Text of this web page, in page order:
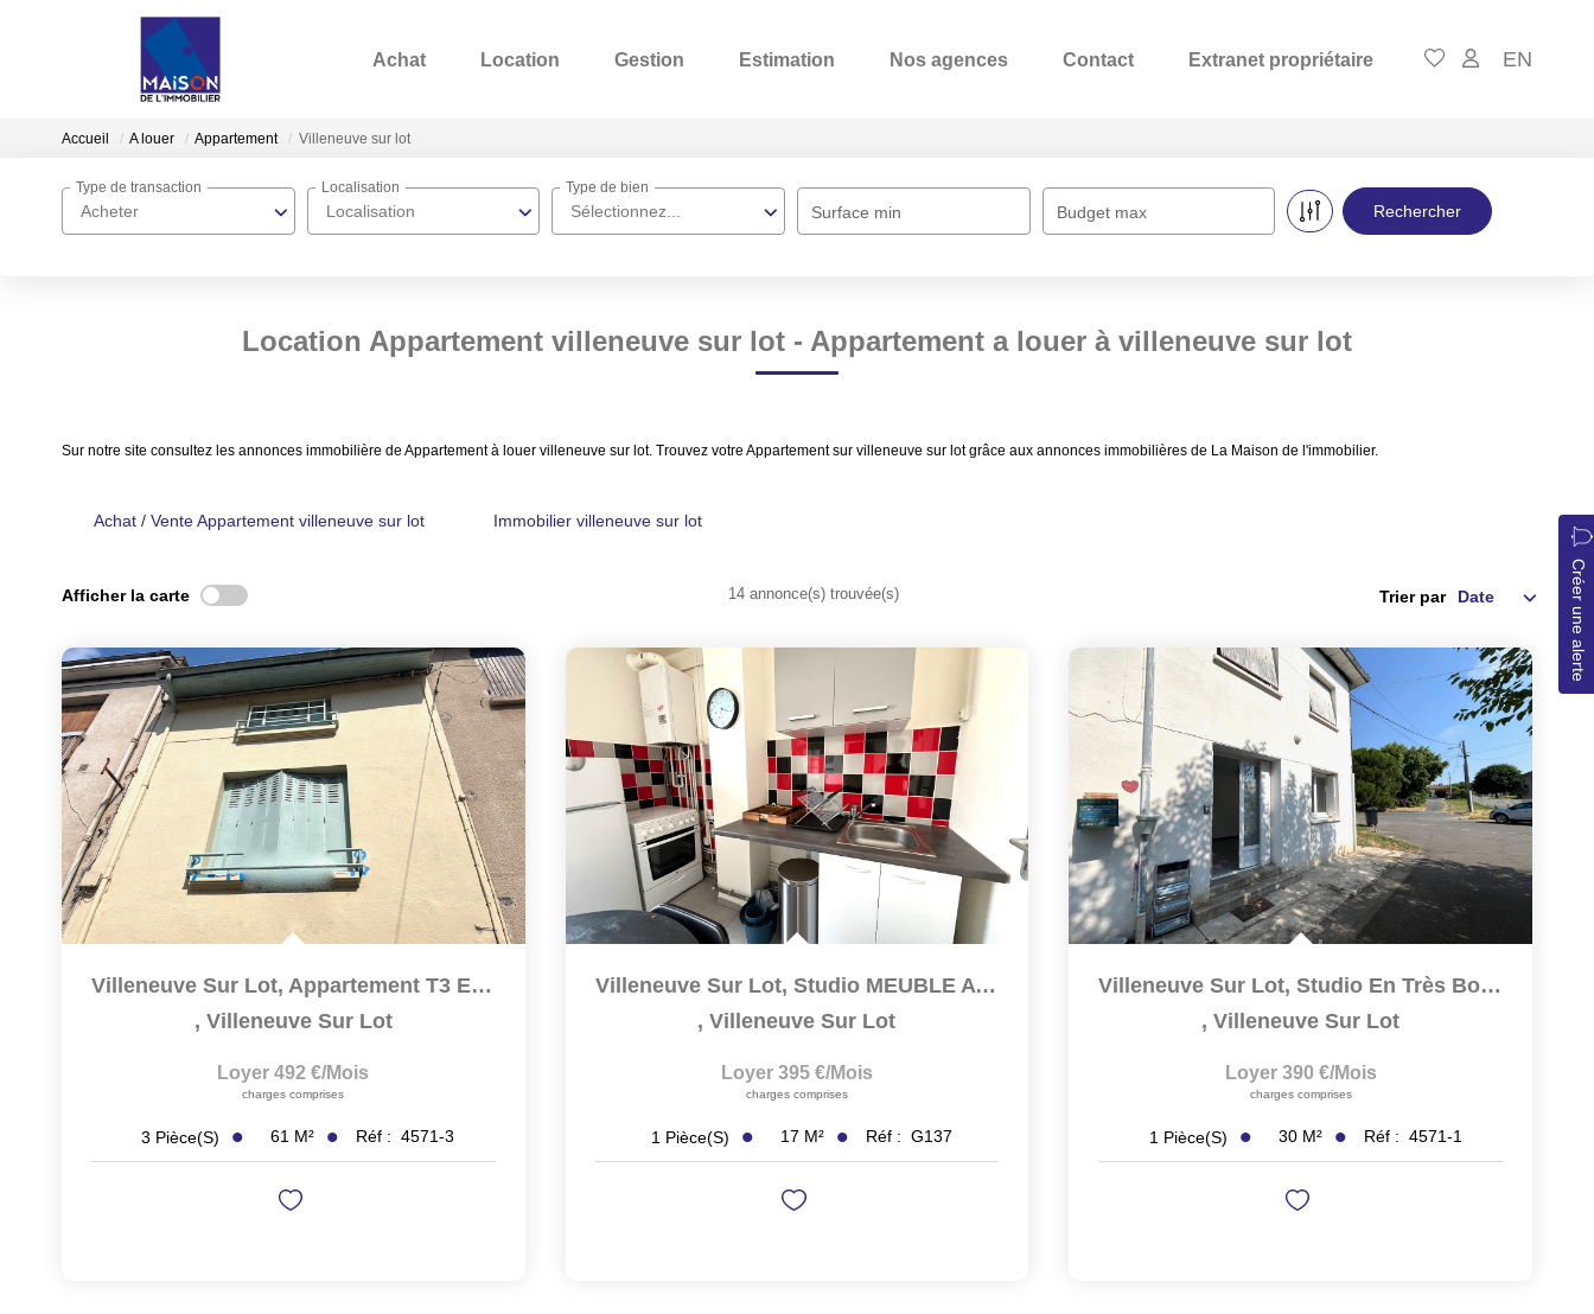
Achat Location Gestion Estimation Nos agences Contact Extranet propriétaire EN
Accueil A louer Appartement Villeneuve sur lot
Acheter
Type de transaction
Localisation
Localisation
Sélectionnez...
Type de bien
Surface min Budget max
Location Appartement villeneuve sur lot - Appartement a louer à villeneuve sur lot
Sur notre site consultez les annonces immobilière de Appartement à louer villeneuve sur lot. Trouvez votre Appartement sur villeneuve sur lot grâce aux annonces immobilières de La Maison de l'immobilier.
Achat / Vente Appartement villeneuve sur lot Immobilier villeneuve sur lot
Créer une alerte
Afficher la carte 14 annonce(s) trouvée(s) Trier par
Villeneuve Sur Lot, Appartement T3 En Duplex De 61 M² Situé...
, Villeneuve Sur Lot
Loyer 492 €/mois
charges comprises
3 Pièce(s) 61 M² Réf : 4571-3
Villeneuve Sur Lot, Studio MEUBLE Avec Terrasse De 14 M² À...
,Villeneuve Sur Lot
Loyer 395 €/mois
charges comprises
1 Pièce(s) 17 M² Réf : G137
Villeneuve Sur Lot, Studio En Très Bon État De 29,50 M²...
,Villeneuve Sur Lot
Loyer 390 €/mois
charges comprises
1 Pièce(s) 30 M² Réf : 4571-1